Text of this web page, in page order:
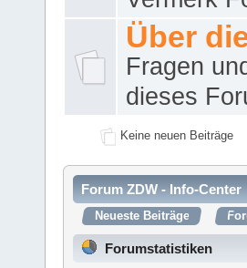
Über
Fragen
dieses
Keine neuen Beiträge
Forum ZDW - Info-Center
Neueste Beiträge
Forumstatistiken